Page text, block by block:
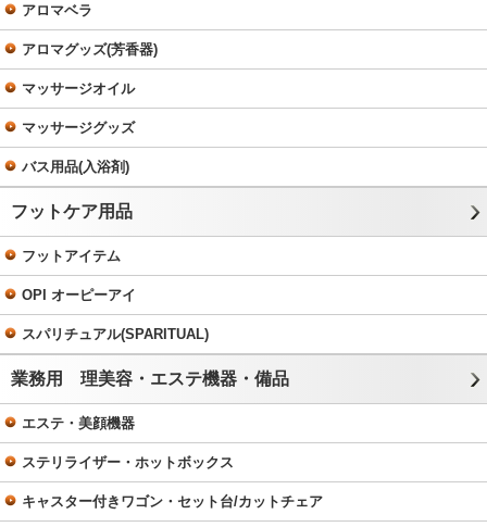
アロマベラ
アロマグッズ(芳香器)
マッサージオイル
マッサージグッズ
バス用品(入浴剤)
フットケア用品
フットアイテム
OPI オーピーアイ
スパリチュアル(SPARITUAL)
業務用 理美容・エステ機器・備品
エステ・美顔機器
ステリライザー・ホットボックス
キャスター付きワゴン・セット台/カットチェア